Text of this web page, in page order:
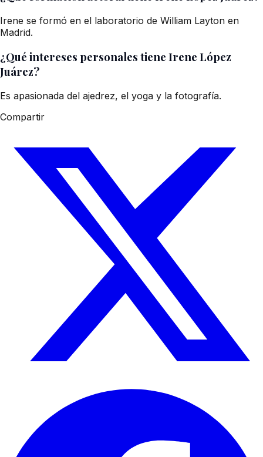
Irene se formó en el laboratorio de William Layton en
Madrid.
¿Qué intereses personales tiene Irene López
Juárez?
Es apasionada del ajedrez, el yoga y la fotografía.
Compartir